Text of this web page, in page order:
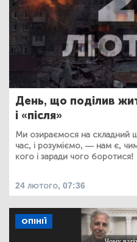
День, що поділив
і «після»
Ми озираємося на складний
час, і розуміємо, — нам є,
кого і заради чого боротися!
24 лютого, 07:36
ОПІНІЇ